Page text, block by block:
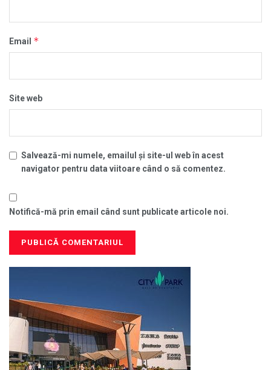
Email *
Site web
Salvează-mi numele, emailul și site-ul web în acest
navigator pentru data viitoare când o să comentez.
Notifică-mă prin email când sunt publicate articole noi.